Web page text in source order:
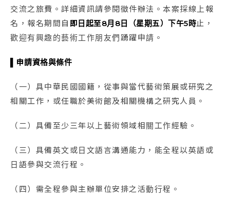
交流之旅費。詳細資訊請參閱徵件辦法。本案採線上報
名，報名期間自 即日起至8月8日（星期五）下午5時止，
歡迎有興趣的藝術工作朋友們踴躍申請。
▌申請資格與條件
（一）具中華民國國籍，從事與當代藝術策展或研究之
相關工作，或任職於美術館及相關機構之研究人員。
（二）具備至少三年以上藝術領域相關工作經驗。
（三）具備英文或日文語言溝通能力，能全程以英語或
日語參與交流行程。
（四）需全程參與主辦單位安排之活動行程。